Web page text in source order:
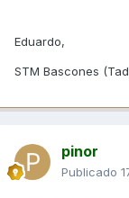
Eduardo,
STM Bascones
pinor
Publicado